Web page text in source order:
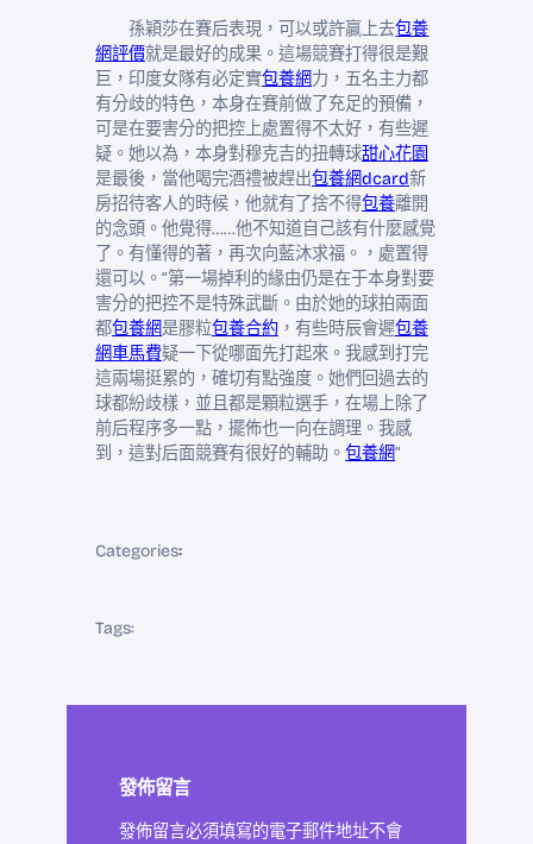
孫穎莎在賽后表現，可以或許贏上去包養
網評價就是最好的成果。這場競賽打得很是艱
巨，印度女隊有必定實包養網力，五名主力都
有分歧的特色，本身在賽前做了充足的預備，
可是在要害分的把控上處置得不太好，有些遲
疑。她以為，本身對穆克吉的扭轉球甜心花園
是最後，當他喝完酒禮被趕出包養網dcard新
房招待客人的時候，他就有了捨不得包養離開
的念頭。他覺得……他不知道自己該有什麼感覺
了。有懂得的著，再次向藍沐求福。，處置得
還可以。“第一場掉利的緣由仍是在于本身對要
害分的把控不是特殊武斷。由於她的球拍兩面
都包養網是膠粒包養合約 ，有些時辰會遲包養
網車馬費疑一下從哪面先打起來。我感到打完
這兩場挺累的，確切有點強度。她們回過去的
球都紛歧樣，並且都是顆粒選手，在場上除了
前后程序多一點，擺佈也一向在調理。我感
到，這對后面競賽有很好的輔助。 包養網”
Categories:
Tags:
發佈留言
發佈留言必須填寫的電子郵件地址不會